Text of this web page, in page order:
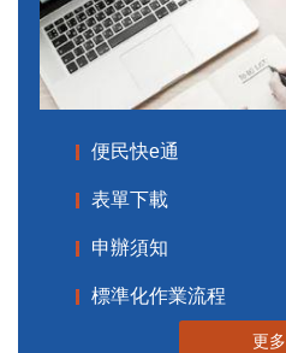
便民快e通
表單下載
申辦須知
標準化作業流程
更多